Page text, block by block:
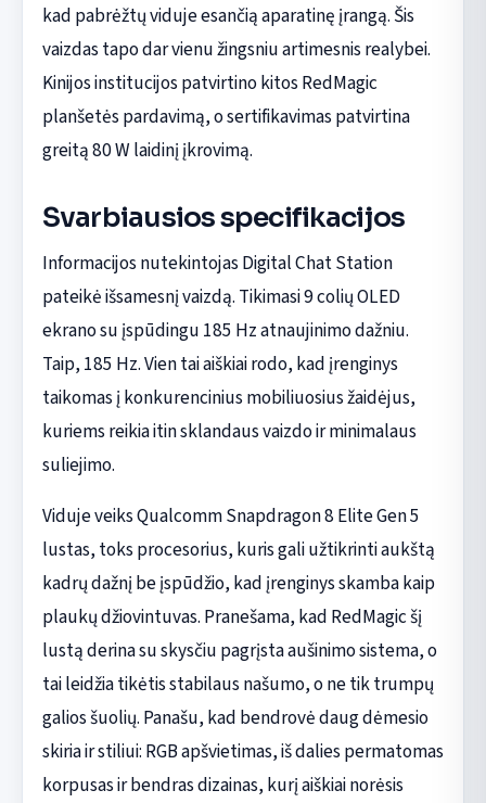
kad pabrėžtų viduje esančią aparatinę įrangą. Šis
vaizdas tapo dar vienu žingsniu artimesnis realybei.
Kinijos institucijos patvirtino kitos RedMagic
planšetės pardavimą, o sertifikavimas patvirtina
greitą 80 W laidinį įkrovimą.
Svarbiausios specifikacijos
Informacijos nutekintojas Digital Chat Station
pateikė išsamesnį vaizdą. Tikimasi 9 colių OLED
ekrano su įspūdingu 185 Hz atnaujinimo dažniu.
Taip, 185 Hz. Vien tai aiškiai rodo, kad įrenginys
taikomas į konkurencinius mobiliuosius žaidėjus,
kuriems reikia itin sklandaus vaizdo ir minimalaus
suliejimo.
Viduje veiks Qualcomm Snapdragon 8 Elite Gen 5
lustas, toks procesorius, kuris gali užtikrinti aukštą
kadrų dažnį be įspūdžio, kad įrenginys skamba kaip
plaukų džiovintuvas. Pranešama, kad RedMagic šį
lustą derina su skysčiu pagrįsta aušinimo sistema, o
tai leidžia tikėtis stabilaus našumo, o ne tik trumpų
galios šuolių. Panašu, kad bendrovė daug dėmesio
skiria ir stiliui: RGB apšvietimas, iš dalies permatomas
korpusas ir bendras dizainas, kurį aiškiai norėsis